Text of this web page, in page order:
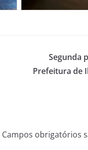
Segunda
Prefeitura de
Campos obrigatórios